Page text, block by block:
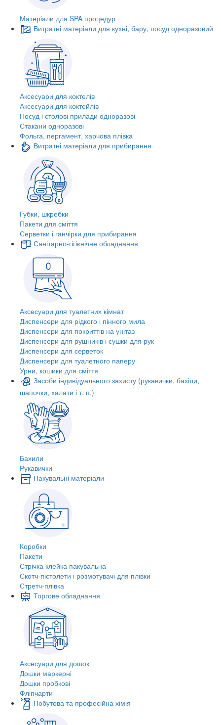
Матеріали для SPA процедур
Витратні матеріали для кухні, бару, посуд одноразовий
Аксесуари для коктелів
Аксесуари для коктейлів
Посуд і столові прилади одноразові
Стакани одноразові
Фольга, пергамент, харчова плівка
Витратні матеріали для прибирання
Губки, шкребки
Пакети для сміття
Серветки і ганчірки для прибирання
Санітарно-гігієнічне обладнання
Аксесуари для туалетних кімнат
Диспенсери для рідкого і пінного мила
Диспенсери для покриттів на унітаз
Диспенсери для рушників і сушки для рук
Диспенсери для серветок
Диспенсери для туалетного паперу
Урни, кошики для сміття
Засоби індивідуального захисту (рукавички, бахіли,
шапочки, халати і т. п.)
Бахили
Рукавички
Пакувальні матеріали
Коробки
Пакети
Стрічка клейка пакувальна
Скотч-пістолети і розмотувачі для плівки
Стретч-плівка
Торгове обладнання
Аксесуари для дошок
Дошки маркерні
Дошки пробкові
Фліпчарти
Побутова та професійна хімія